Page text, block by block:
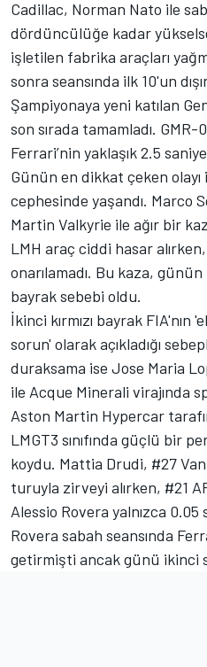
Cadillac, Norman Nato ile
dördüncülüğe kadar
işletilen fabrika araçları
sonra seansında ilk 10'un
Şampiyonaya yeni katılan
son sırada tamamladı. GMR-
Ferrari’nin yaklaşık 2.5
Günün en dikkat çeken
cephesinde yaşandı. Marco
Martin Valkyrie ile ağır bir
LMH araç ciddi hasar
onarılamadı. Bu kaza, günün
bayrak sebebi oldu.
İkinci kırmızı bayrak
sorun' olarak açıkladığı
duraksama ise Jose Maria
ile Acque Minerali virajında
Aston Martin Hypercar
LMGT3 sınıfında güçlü bir
koydu. Mattia Drudi, #27
turuyla zirveyi alırken, #21
Alessio Rovera yalnızca
Rovera sabah seansında
getirmişti ancak günü ikinci